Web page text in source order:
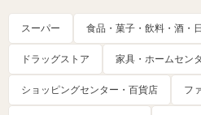
スーパー 食品・菓子・飲料・酒・
ドラッグストア 家具・ホームセン
ショッピングセンター・百貨店 フ